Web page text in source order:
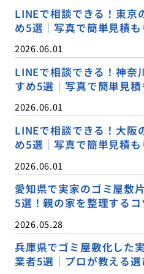
LINEで相談できる！東京
め5選｜写真で簡単見積も
2026.06.01
LINEで相談できる！神奈
すめ5選｜写真で簡単見積
2026.06.01
LINEで相談できる！大阪
め5選｜写真で簡単見積も
2026.06.01
愛知県で実家のゴミ屋敷
5選！親の家を整理するコ
2026.05.28
兵庫県でゴミ屋敷化した
業者5選｜プロが教える選